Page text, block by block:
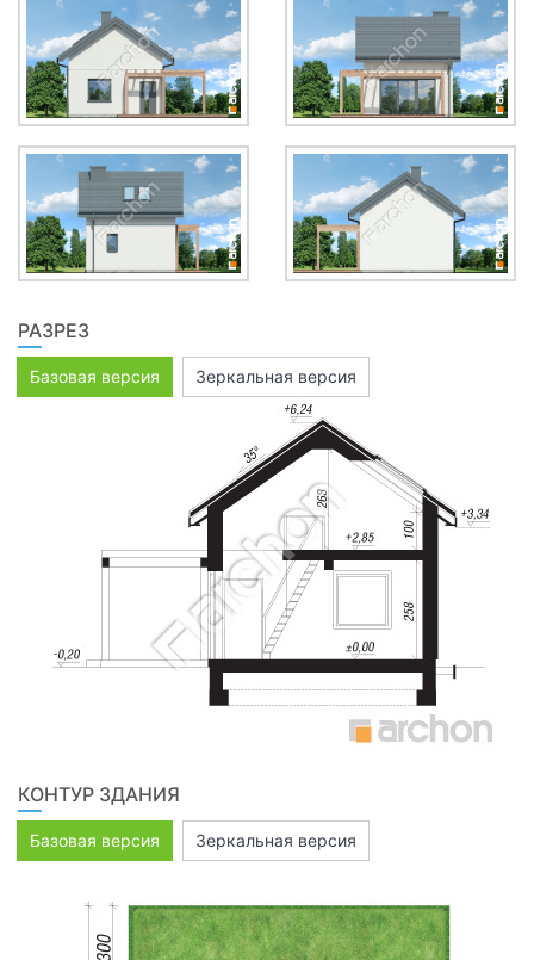
РАЗРЕЗ
Базовая версия Зеркальная версия
КОНТУР ЗДАНИЯ
Базовая версия Зеркальная версия